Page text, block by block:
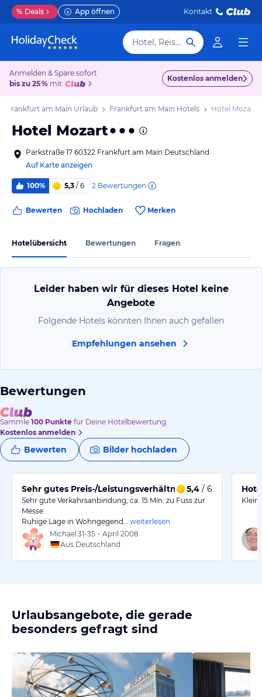
% Deals App öffnen Kontakt
Hotel, Reiseziel
Anmelden & Spare sofort
bis zu 25 % mit
Kostenlos anmelden
Frankfurt am Main Urlaub Frankfurt am Main Hotels Hotel Mozart
Hotel Mozart
Parkstraße 17 60322 Frankfurt am Main Deutschland
Auf Karte anzeigen
100% 5,3 / 6 2 Bewertungen
Bewerten Hochladen Merken
Hotelübersicht Bewertungen Fragen
Leider haben wir für dieses Hotel keine
Angebote
Folgende Hotels könnten Ihnen auch gefallen
Empfehlungen ansehen
Bewertungen
Sammle 100 Punkte für Deine Hotelbewertung.
Kostenlos anmelden
Bewerten Bilder hochladen
Sehr gutes Preis-/Leistungsverhältnis 5,4 / 6
Sehr gute Verkahrsanbindung, ca. 15 Min. zu Fuss zur
Messe.
Ruhige Lage in Wohngegend…
weiterlesen
Michael 31-35 • April 2008
Aus Deutschland
Urlaubsangebote, die gerade
besonders gefragt sind